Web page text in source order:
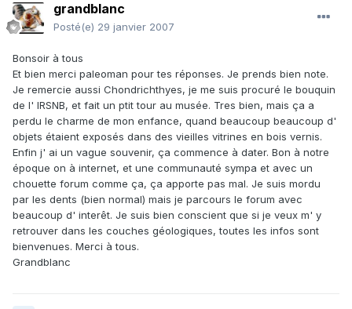
grandblanc
Posté(e) 29 janvier 2007
Bonsoir à tous
Et bien merci paleoman pour tes réponses. Je prends bien note.
Je remercie aussi Chondrichthyes, je me suis procuré le bouquin
de l' IRSNB, et fait un ptit tour au musée. Tres bien, mais ça a
perdu le charme de mon enfance, quand beaucoup beaucoup d'
objets étaient exposés dans des vieilles vitrines en bois vernis.
Enfin j' ai un vague souvenir, ça commence à dater. Bon à notre
époque on à internet, et une communauté sympa et avec un
chouette forum comme ça, ça apporte pas mal. Je suis mordu
par les dents (bien normal) mais je parcours le forum avec
beaucoup d' interêt. Je suis bien conscient que si je veux m' y
retrouver dans les couches géologiques, toutes les infos sont
bienvenues. Merci à tous.
Grandblanc